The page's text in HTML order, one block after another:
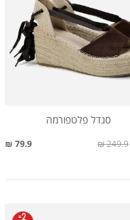
סנדל פלטפורמה
79.9 ₪ 249.9 ₪